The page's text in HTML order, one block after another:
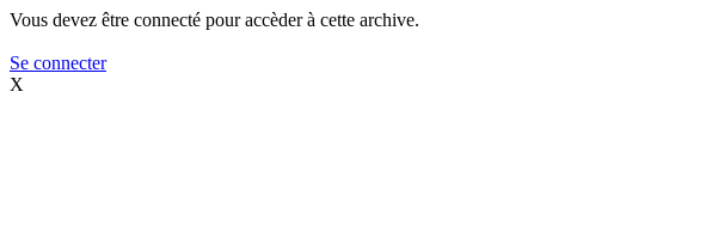
Vous devez être connecté pour accèder à cette archive.
Se connecter
X